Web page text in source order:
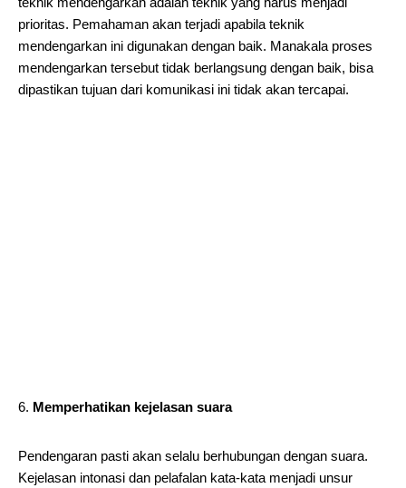
prioritas. Pemahaman akan terjadi apabila teknik
mendengarkan ini digunakan dengan baik. Manakala proses
mendengarkan tersebut tidak berlangsung dengan baik, bisa
dipastikan tujuan dari komunikasi ini tidak akan tercapai.
Memperhatikan kejelasan suara
Pendengaran pasti akan selalu berhubungan dengan suara.
Kejelasan intonasi dan pelafalan kata-kata menjadi unsur